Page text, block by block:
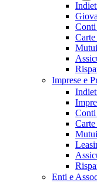
Imprese e
Enti e